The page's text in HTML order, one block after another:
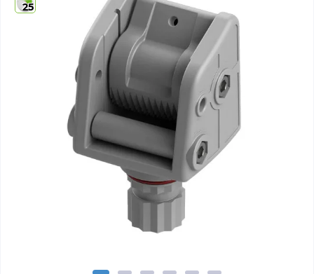
25